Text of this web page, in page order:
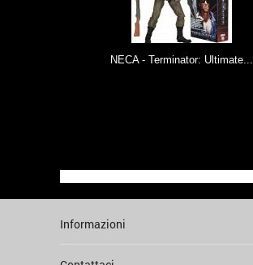
NECA - Terminator: Ultimate...
Informazioni